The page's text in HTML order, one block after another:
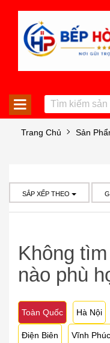
Trang Chủ Sản
SẮP XẾP THEO
Không
nào phù
Toàn Quốc Hà Nội
Điện Biên Vĩnh Phúc